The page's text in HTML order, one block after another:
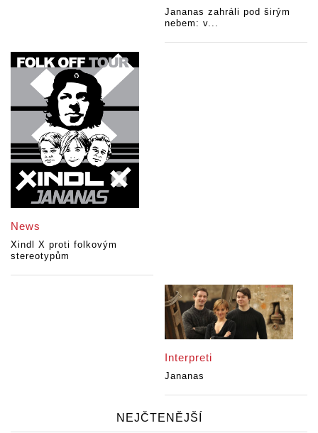
Jananas zahráli pod širým
nebem: v...
News
Xindl X proti folkovým
stereotypům
Interpreti
Jananas
NEJČTENĚJŠÍ